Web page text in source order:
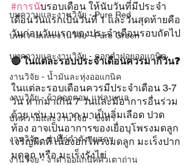
บทความและงานวิจัย - Pure Red
บทความและงานวิจัย - Pure Green
บทความและงานวิจัย - ดอกคำฝอยออแกนิค
งานวิจัย - น้ำมันละหุ่งออแกนิค
งานวิจัย - ผ้าคอตตอน แฟลนเนล
บทความและงานวิจัย - ขิงดำ
งานวิจัย - ซุปไก่ดำตังกุยสดฯ
งานวิจัย - งาดำออแกนิคคั่วเตาถ่าน
#การนับรอบเดือน ให้นับวันที่มีประจำ
เดือนวันแรกเป็นวันที่ 1 และวันสุดท้ายคือ
วันก่อนวันแรกของประจำเดือนรอบถัดไป
🔴 ในแต่ละรอบประจำเดือนควรมากี่วัน❓
ในแต่ละรอบเดือนควรมีประจำเดือน 3-7
วัน หากมาเกิน 7 วันและมีอาการอื่นร่วม
ด้วย เช่น มามาก มาเป็นลิ่มเลือด ปวด
ท้อง อาจเป็นอาการของเยื่อบุโพรงมดลูก
เจริญผิดที่ เนื้องอกโพรงมดลูก มะเร็งปาก
มดลูก หรือ มะเร็งรังไข่